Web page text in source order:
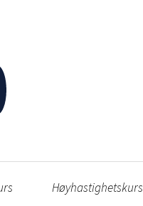
Høyhastighetskurs